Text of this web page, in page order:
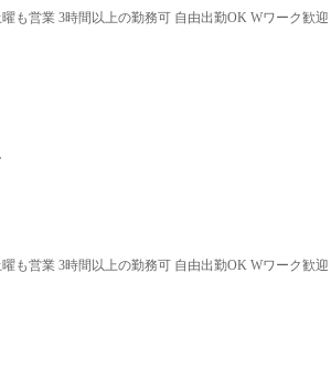
も営業 3時間以上の勤務可 自由出勤OK Wワーク歓
も営業 3時間以上の勤務可 自由出勤OK Wワーク歓